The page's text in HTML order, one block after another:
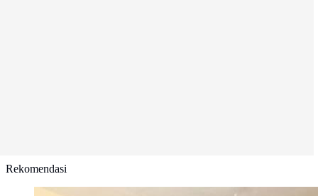
Rekomendasi